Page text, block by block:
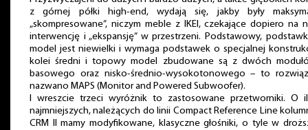
z górnej półki high-end, wydają się, jakby były
„skompresowane”, niczym meble z IKEI, czekające dopiero na
interwencję i „ekspansję” w przestrzeni. Podstawowy,
model jest niewielki i wymaga podstawek o specjalnej
kolei średni i topowy model zbudowane są z dwóch
basowego oraz nisko-średnio-wysokotonowego – to
nazwano MAPS (Monitor and Powered Subwoofer).
I wreszcie trzeci wyróżnik to zastosowane przetworniki. O
najmniejszych, należących do linii Compact Reference Line
CRM II mamy modyfikowane, klasyczne głośniki, o tyle w